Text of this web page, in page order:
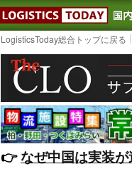
LogisticsToday総合トップに戻る
👉️なぜ中国は実装